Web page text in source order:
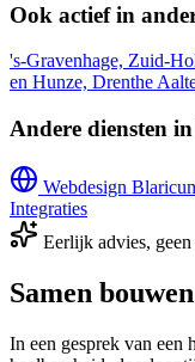
Ook actief in
's-Gravenhage, Zuid-
en Hunze, Drenthe
Andere diensten
Webdesign
Integraties
Eerlijk advies,
Samen
In een gesprek van een